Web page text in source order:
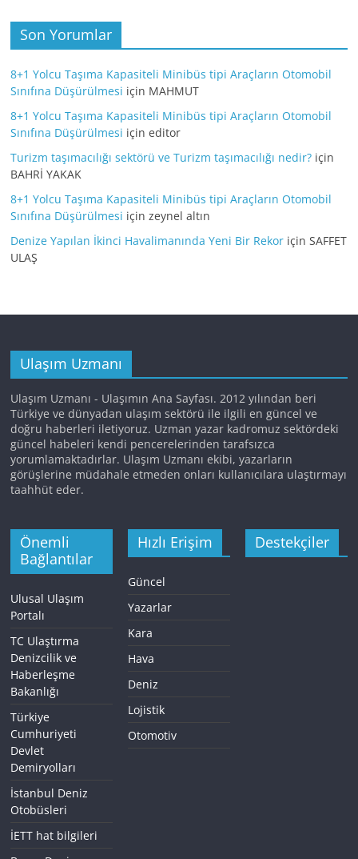
Son Yorumlar
8+1 Yolcu Taşıma Kapasiteli Minibüs tipi Araçların Otomobil
Sınıfına Düşürülmesi için MAHMUT
8+1 Yolcu Taşıma Kapasiteli Minibüs tipi Araçların Otomobil
Sınıfına Düşürülmesi içineditor
Turizm taşımacılığı sektörü ve Turizm taşımacılığı nedir? için
BAHRİ YAKAK
8+1 Yolcu Taşıma Kapasiteli Minibüs tipi Araçların Otomobil
Sınıfına Düşürülmesi içinzeynel altın
Denize Yapılan İkinci Havalimanında Yeni Bir Rekor içinSAFFET
ULAŞ
Ulaşım Uzmanı
Ulaşım Uzmanı - Ulaşımın Ana Sayfası. 2012 yılından beri
Türkiye ve dünyadan ulaşım sektörü ile ilgili en güncel ve
doğru haberleri iletiyoruz. Uzman yazar kadromuz sektördeki
güncel habeleri kendi pencerelerinden tarafsızca
yorumlamaktadırlar. Ulaşım Uzmanı ekibi, yazarların
görüşlerine müdahale etmeden onları kullanıcılara ulaştırmayı
taahhüt eder.
Önemli
Bağlantılar
Ulusal Ulaşım
Portalı
TC Ulaştırma
Denizcilik ve
Haberleşme
Bakanlığı
Türkiye
Cumhuriyeti
Devlet
Demiryolları
İstanbul Deniz
Otobüsleri
İETT hat bilgileri
Hızlı Erişim
Güncel
Yazarlar
Kara
Hava
Deniz
Lojistik
Otomotiv
Destekçiler